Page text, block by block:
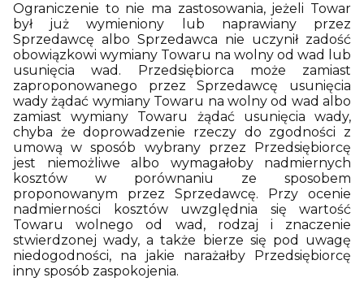
Ograniczenie to nie ma zastosowania, jeżeli Towar
był już wymieniony lub naprawiany przez
Sprzedawcę albo Sprzedawca nie uczynił zadość
obowiązkowi wymiany Towaru na wolny od wad lub
usunięcia wad. Przedsiębiorca może zamiast
zaproponowanego przez Sprzedawcę usunięcia
wady żądać wymiany Towaru na wolny od wad albo
zamiast wymiany Towaru żądać usunięcia wady,
chyba że doprowadzenie rzeczy do zgodności z
umową w sposób wybrany przez Przedsiębiorcę
jest niemożliwe albo wymagałoby nadmiernych
kosztów w porównaniu ze sposobem
proponowanym przez Sprzedawcę. Przy ocenie
nadmierności kosztów uwzględnia się wartość
Towaru wolnego od wad, rodzaj i znaczenie
stwierdzonej wady, a także bierze się pod uwagę
niedogodności, na jakie narażałby Przedsiębiorcę
inny sposób zaspokojenia.